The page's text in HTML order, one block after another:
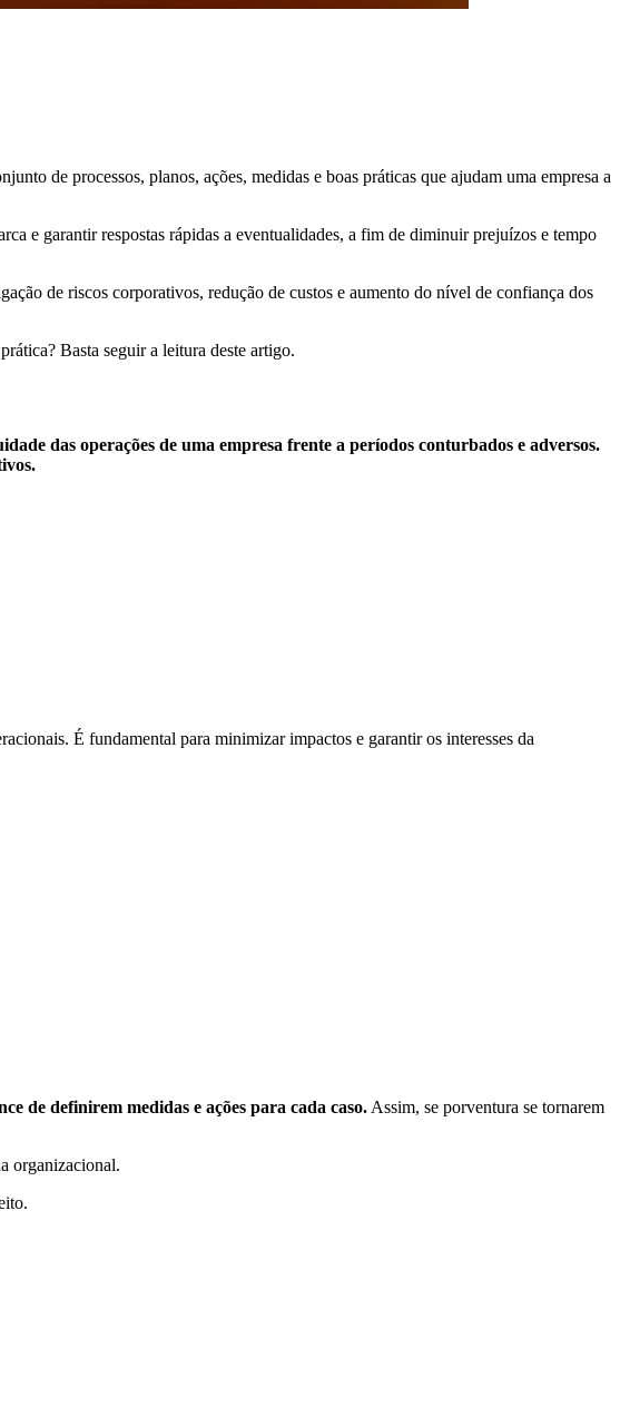
de processos, planos, ações, medidas e boas práticas que ajudam uma empresa a
e garantir respostas rápidas a eventualidades, a fim de diminuir prejuízos e tempo
de riscos corporativos, redução de custos e aumento do nível de confiança dos
Basta seguir a leitura deste artigo.
das operações de uma empresa frente a períodos conturbados e adversos.
É fundamental para minimizar impactos e garantir os interesses da
de definirem medidas e ações para cada caso. Assim, se porventura se tornarem
organizacional.